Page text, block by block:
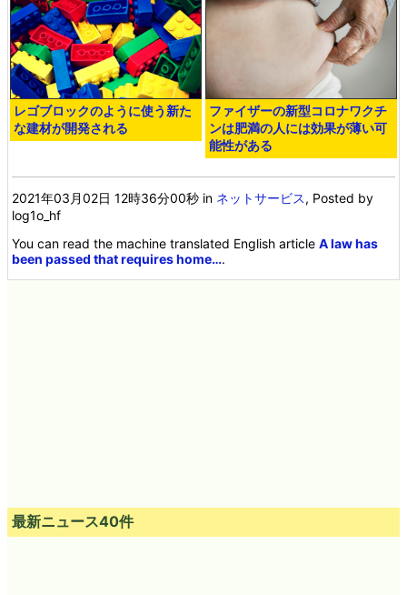
レゴブロックのように使う新た
な建材が開発される
ファイザーの新型コロナワクチ
ンは肥満の人には効果が薄い可
能性がある
2021年03月02日 12時36分00秒 in ネットサービス, Posted by
log1o_hf
You can read the machine translated English articleA law has
been passed that requires home….
最新ニュース40件